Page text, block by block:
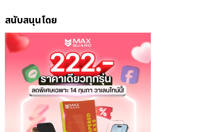
สนับสนุนโดย